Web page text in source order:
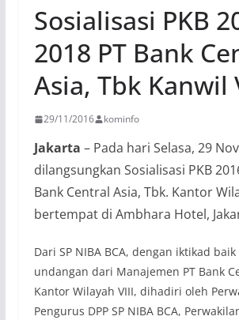
Sosialisasi PKB
2018 PT Bank
Asia, Tbk Kanwil
29/11/2016 kominfo
Jakarta – Pada hari Selasa, 29
dilangsungkan Sosialisasi PKB
Bank Central Asia, Tbk. Kantor
bertempat di Ambhara Hotel,
Dari SP NIBA BCA, dengan iktikad
undangan dari Manajemen PT Bank
Kantor Wilayah VIII, dihadiri oleh
Pengurus DPP SP NIBA BCA,